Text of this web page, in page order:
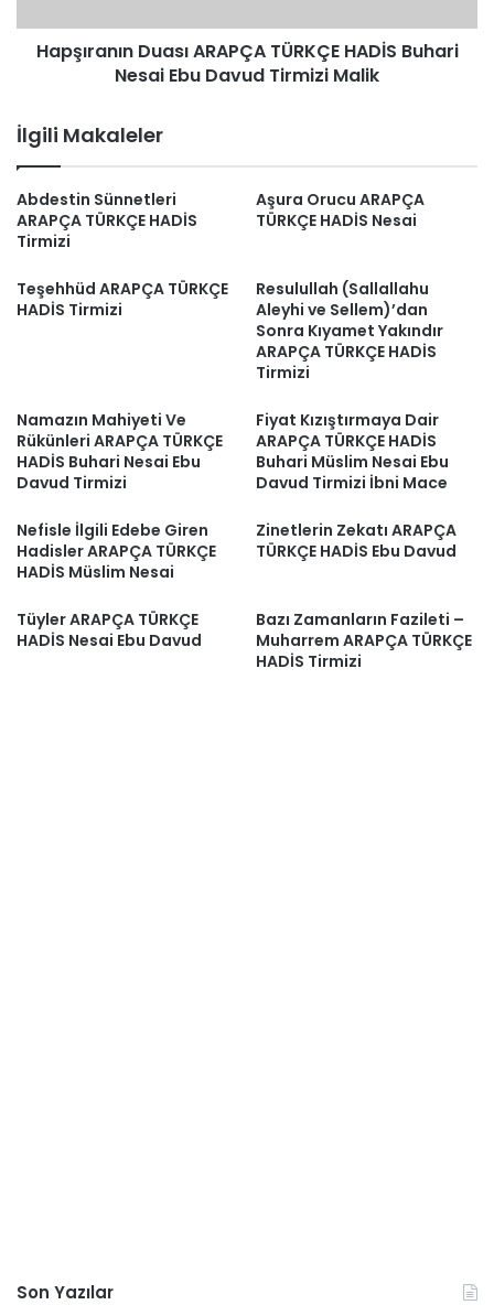
Davud
Tirmizi
Hapşıranın Duası ARAPÇA TÜRKÇE HADİS Buhari
Nesai Ebu Davud Tirmizi Malik
İlgili Makaleler
Abdestin Sünnetleri
ARAPÇA TÜRKÇE HADİS
Tirmizi
Aşura Orucu ARAPÇA
TÜRKÇE HADİS Nesai
Teşehhüd ARAPÇA TÜRKÇE
HADİS Tirmizi
Resulullah (Sallallahu
Aleyhi ve Sellem)’dan
Sonra Kıyamet Yakındır
ARAPÇA TÜRKÇE HADİS
Tirmizi
Namazın Mahiyeti Ve
Rükünleri ARAPÇA TÜRKÇE
HADİS Buhari Nesai Ebu
Davud Tirmizi
Fiyat Kızıştırmaya Dair
ARAPÇA TÜRKÇE HADİS
Buhari Müslim Nesai Ebu
Davud Tirmizi İbni Mace
Nefisle İlgili Edebe Giren
Hadisler ARAPÇA TÜRKÇE
HADİS Müslim Nesai
Zinetlerin Zekatı ARAPÇA
TÜRKÇE HADİS Ebu Davud
Tüyler ARAPÇA TÜRKÇE
HADİS Nesai Ebu Davud
Bazı Zamanların Fazileti –
Muharrem ARAPÇA TÜRKÇE
HADİS Tirmizi
Son Yazılar